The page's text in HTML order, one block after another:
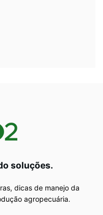
soluções.
dicas de manejo da
agropecuária.